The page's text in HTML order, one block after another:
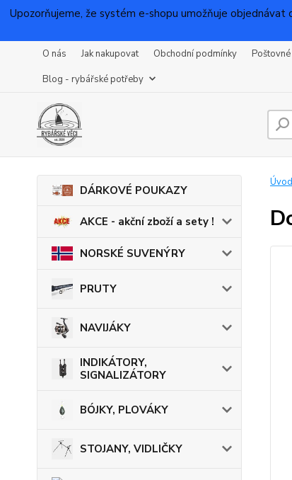
Upozorňujeme, že systém e-shopu umožňuje
O nás Jak nakupovat Obchodní podmínky Poštovné
Blog - rybářské potřeby
DÁRKOVÉ POUKAZY
AKCE - akční zboží a sety !
NORSKÉ SUVENÝRY
PRUTY
NAVIJÁKY
INDIKÁTORY,
SIGNALIZÁTORY
BÓJKY, PLOVÁKY
STOJANY, VIDLIČKY
Úvod